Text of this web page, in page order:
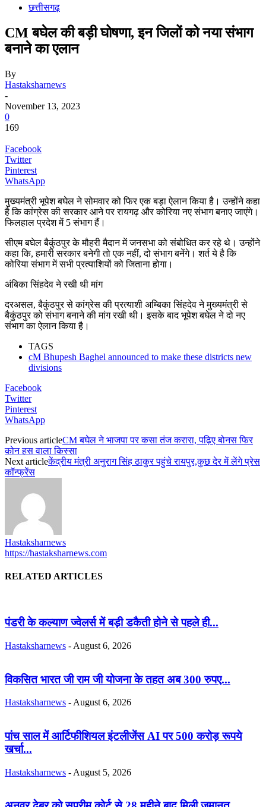
छत्तीसगढ़
CM बघेल की बड़ी घोषणा, इन जिलों को नया संभाग
बनाने का एलान
By
Hastaksharnews
-
November 13, 2023
0
169
Facebook
Twitter
Pinterest
WhatsApp
मुख्यमंत्री भूपेश बघेल ने सोमवार को फिर एक बड़ा ऐलान किया है। उन्होंने कहा
है कि कांग्रेस की सरकार आने पर रायगढ़ और कोरिया नए संभाग बनाए जाएंगे।
फिलहाल प्रदेश में 5 संभाग हैं।
सीएम बघेल बैकुंठपुर के मौहरी मैदान में जनसभा को संबोधित कर रहे थे। उन्होंने
कहा कि, हमारी सरकार बनेगी तो एक नहीं, दो संभाग बनेंगे। शर्त ये है कि
कोरिया संभाग में सभी प्रत्याशियों को जिताना होगा।
अंबिका सिंहदेव ने रखी थी मांग
दरअसल, बैकुंठपुर से कांग्रेस की प्रत्याशी अम्बिका सिंहदेव ने मुख्यमंत्री से
बैकुंठपुर को संभाग बनाने की मांग रखी थी। इसके बाद भूपेश बघेल ने दो नए
संभाग का ऐलान किया है।
TAGS
cM Bhupesh Baghel announced to make these districts new
divisions
Facebook
Twitter
Pinterest
WhatsApp
Previous articleCM बघेल ने भाजपा पर कसा तंज करारा, पढ़िए बोनस फिर
कोन हस वाला किस्सा
Next articleकेंद्रीय मंत्री अनुराग सिंह ठाकुर पहुंचे रायपुर,कुछ देर में लेंगे प्रेस
कॉन्फ्रेंस
Hastaksharnews
https://hastaksharnews.com
RELATED ARTICLES
पंडरी के कल्याण ज्वेलर्स में बड़ी डकैती होने से पहले ही...
Hastaksharnews - August 6, 2026
विकसित भारत जी राम जी योजना के तहत अब 300 रुपए...
Hastaksharnews - August 6, 2026
पांच साल में आर्टिफीशियल इंटलीजेंस AI पर 500 करोड़ रूपये
खर्चा...
Hastaksharnews - August 5, 2026